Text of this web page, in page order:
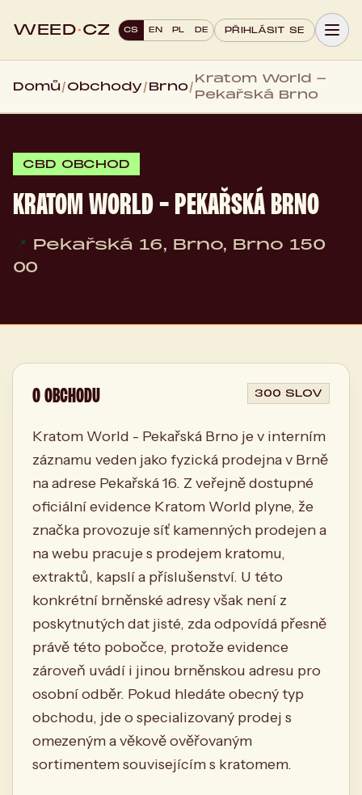
WEED·CZ CS EN PL DE PŘIHLÁSIT SE
Domů/Obchody/Brno/
Kratom World -
Pekařská Brno
CBD OBCHOD
KRATOM WORLD - PEKAŘSKÁ BRNO
📍 Pekařská 16, Brno, Brno 150
00
O OBCHODU 300 SLOV
Kratom World - Pekařská Brno je v interním
záznamu veden jako fyzická prodejna v Brně
na adrese Pekařská 16. Z veřejně dostupné
oficiální evidence Kratom World plyne, že
značka provozuje síť kamenných prodejen a
na webu pracuje s prodejem kratomu,
extraktů, kapslí a příslušenství. U této
konkrétní brněnské adresy však není z
poskytnutých dat jisté, zda odpovídá přesně
právě této pobočce, protože evidence
zároveň uvádí i jinou brněnskou adresu pro
osobní odběr. Pokud hledáte obecný typ
obchodu, jde o specializovaný prodej s
omezeným a věkově ověřovaným
sortimentem souvisejícím s kratomem.